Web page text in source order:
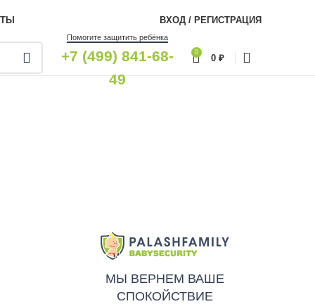
ВХОД / РЕГИСТРАЦИЯ
Помогите защитить ребёнка
+7 (499) 841-68-
49
0
0 ₽
МЫ ВЕРНЕМ ВАШЕ
СПОКОЙСТВИЕ